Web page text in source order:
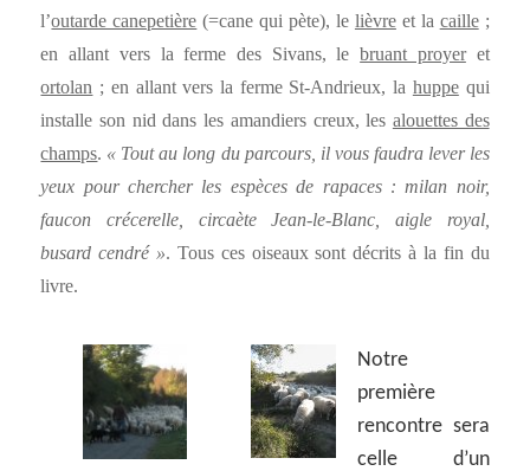
l’outarde canepetière (=cane qui pète), le lièvreet la caille;
en allant vers la ferme des Sivans, lebruant proyeret
ortolan ; en allant vers la ferme St-Andrieux, la huppequi
installe son nid dans les amandiers creux, les alouettes des
champs. « Tout au long du parcours, il vous faudra lever les
yeux pour chercher les espèces de rapaces : milan noir,
faucon crécerelle, circaète Jean-le-Blanc, aigle royal,
busard cendré ». Tous ces oiseaux sont décrits à la fin du
livre.
Notre
première
rencontre sera
celle d’un